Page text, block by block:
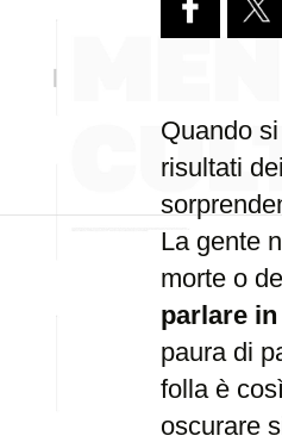
Quando
risultati
La gente
morte o
parlare
paura di
folla è
oscurare